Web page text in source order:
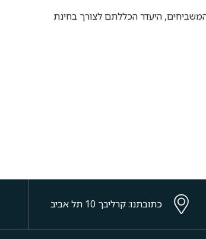
היעדר הכללתם לצורך בחינת
כתובתנו: קרליבך 10 תל אביב